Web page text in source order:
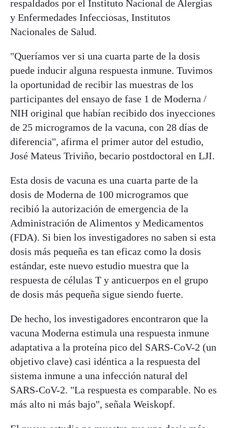
respaldados por el Instituto Nacional de Alergias
y Enfermedades Infecciosas, Institutos
Nacionales de Salud.
"Queríamos ver si una cuarta parte de la dosis
puede inducir alguna respuesta inmune. Tuvimos
la oportunidad de recibir las muestras de los
participantes del ensayo de fase 1 de Moderna /
NIH original que habían recibido dos inyecciones
de 25 microgramos de la vacuna, con 28 días de
diferencia", afirma el primer autor del estudio,
José Mateus Triviño, becario postdoctoral en LJI.
Esta dosis de vacuna es una cuarta parte de la
dosis de Moderna de 100 microgramos que
recibió la autorización de emergencia de la
Administración de Alimentos y Medicamentos
(FDA). Si bien los investigadores no saben si esta
dosis más pequeña es tan eficaz como la dosis
estándar, este nuevo estudio muestra que la
respuesta de células T y anticuerpos en el grupo
de dosis más pequeña sigue siendo fuerte.
De hecho, los investigadores encontraron que la
vacuna Moderna estimula una respuesta inmune
adaptativa a la proteína pico del SARS-CoV-2 (un
objetivo clave) casi idéntica a la respuesta del
sistema inmune a una infección natural del
SARS-CoV-2. "La respuesta es comparable. No es
más alto ni más bajo", señala Weiskopf.